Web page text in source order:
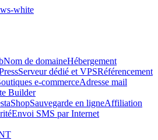
Nom de domaineHébergement
Serveur dédié et VPSRéférencement
e-commerceAdresse mail
Builder
Sauvegarde en ligneAffiliation
Envoi SMS par Internet